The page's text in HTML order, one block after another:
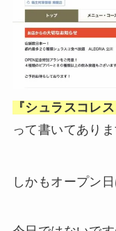
『シュラスコレ
って書いてありま
しかもオープン